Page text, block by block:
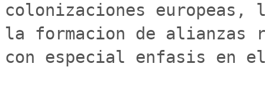
colonizaciones europeas,
la formacion de alianzas
con especial enfasis en